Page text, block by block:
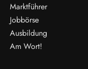
Marktführer
Jobbörse
Ausbildung
Am Wort!